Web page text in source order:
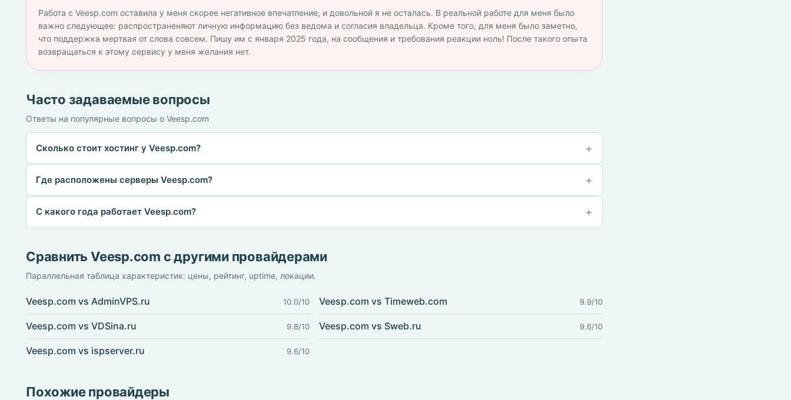
Работа с Veesp.com оставила у меня скорее негативное впечатление, и довольной я не осталась. В реальной работе для меня было
важно следующее: распространеняют личную информацию без ведома и согласия владельца. Кроме того, для меня было заметно,
что поддержка мертвая от слова совсем. Пишу им с января 2025 года, на сообщения и требования реакции ноль! После такого опыта
возвращаться к этому сервису у меня желания нет.
Часто задаваемые вопросы
Ответы на популярные вопросы о Veesp.com
Сколько стоит хостинг у Veesp.com?
Где расположены серверы Veesp.com?
С какого года работает Veesp.com?
Сравнить Veesp.com с другими провайдерами
Параллельная таблица характеристик: цены, рейтинг, uptime, локации.
Veesp.com vs AdminVPS.ru 10.0/10 Veesp.com vs Timeweb.com 9.9/10
Veesp.com vs VDSina.ru 9.8/10 Veesp.com vs Sweb.ru 9.6/10
Veesp.com vs ispserver.ru 9.6/10
Похожие провайдеры